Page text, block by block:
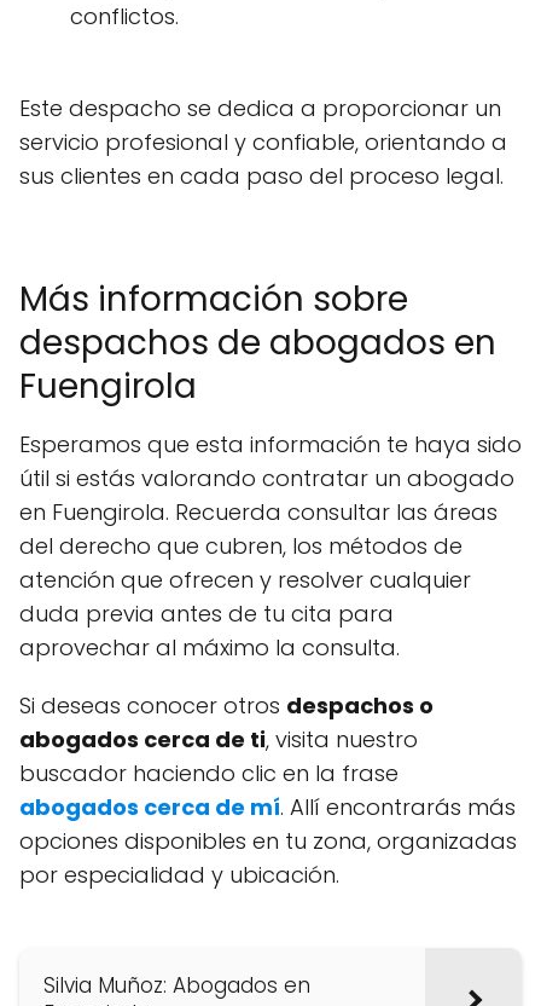
conflictos.
Este despacho se dedica a proporcionar un
servicio profesional y confiable, orientando a
sus clientes en cada paso del proceso legal.
Más información sobre
despachos de abogados en
Fuengirola
Esperamos que esta información te haya sido
útil si estás valorando contratar un abogado
en Fuengirola. Recuerda consultar las áreas
del derecho que cubren, los métodos de
atención que ofrecen y resolver cualquier
duda previa antes de tu cita para
aprovechar al máximo la consulta.
Si deseas conocer otros despachos o
abogados cerca de ti, visita nuestro
buscador haciendo clic en la frase
abogados cerca de mí. Allí encontrarás más
opciones disponibles en tu zona, organizadas
por especialidad y ubicación.
Silvia Muñoz: Abogados en